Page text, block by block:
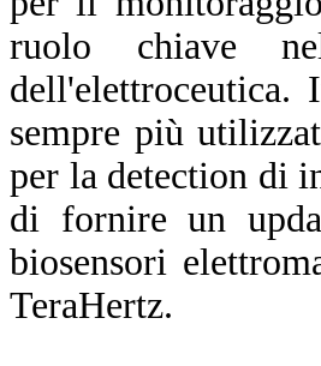
ruolo chiave
dell'elettroceutica.
sempre più
per la detection di
di fornire un
biosensori
TeraHertz.